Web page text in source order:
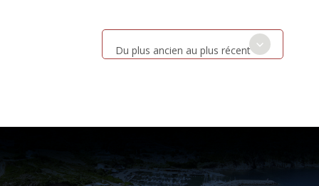
Du plus ancien au plus récent